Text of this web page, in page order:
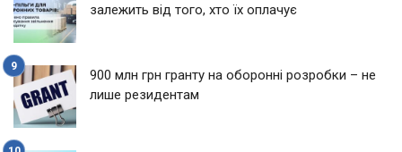
залежить від того, хто їх оплачує
900 млн грн гранту на оборонні розробки – не
лише резидентам